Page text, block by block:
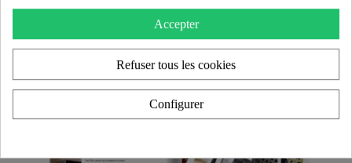
Accepter
Refuser tous les cookies
Configurer